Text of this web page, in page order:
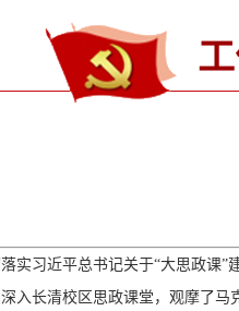
实习近平总书记关于“大思政课
入长清校区思政课堂，观摩了